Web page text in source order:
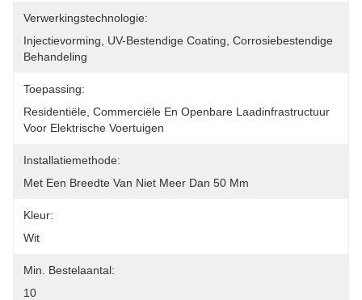
Verwerkingstechnologie:
Injectievorming, UV-Bestendige Coating, Corrosiebestendige
Behandeling
Toepassing:
Residentiële, Commerciële En Openbare Laadinfrastructuur
Voor Elektrische Voertuigen
Installatiemethode:
Met Een Breedte Van Niet Meer Dan 50 Mm
Kleur:
Wit
Min. Bestelaantal:
10